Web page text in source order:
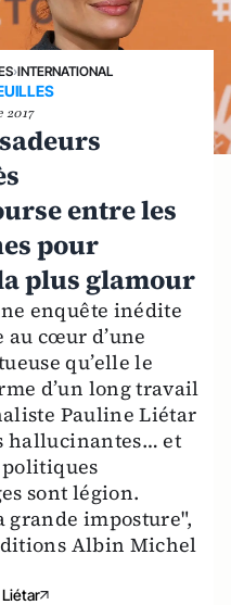
›INTERNATIONAL
2017
entre les
pour
plus glamour
enquête inédite
au cœur d’une
qu’elle le
d’un long travail
Pauline Liétar
hallucinantes… et
politiques
sont légion.
grande imposture",
Albin Michel